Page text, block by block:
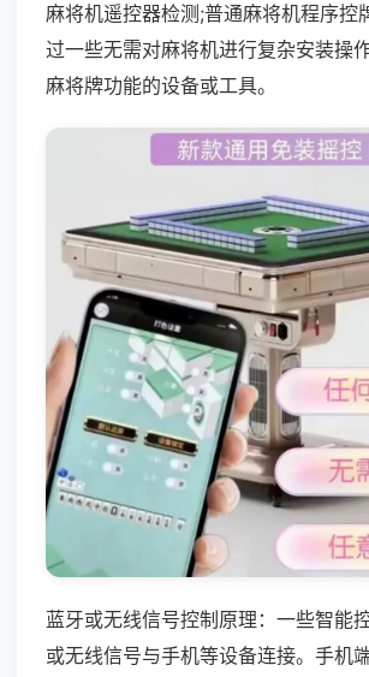
麻将机遥控器检测;普通麻将机程序控
过一些无需对麻将机进行复杂安装操
麻将牌功能的设备或工具。
蓝牙或无线信号控制原理：一些智能
或无线信号与手机等设备连接。手机